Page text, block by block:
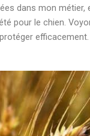
dans mon métier,
pour le chien.
efficacement.